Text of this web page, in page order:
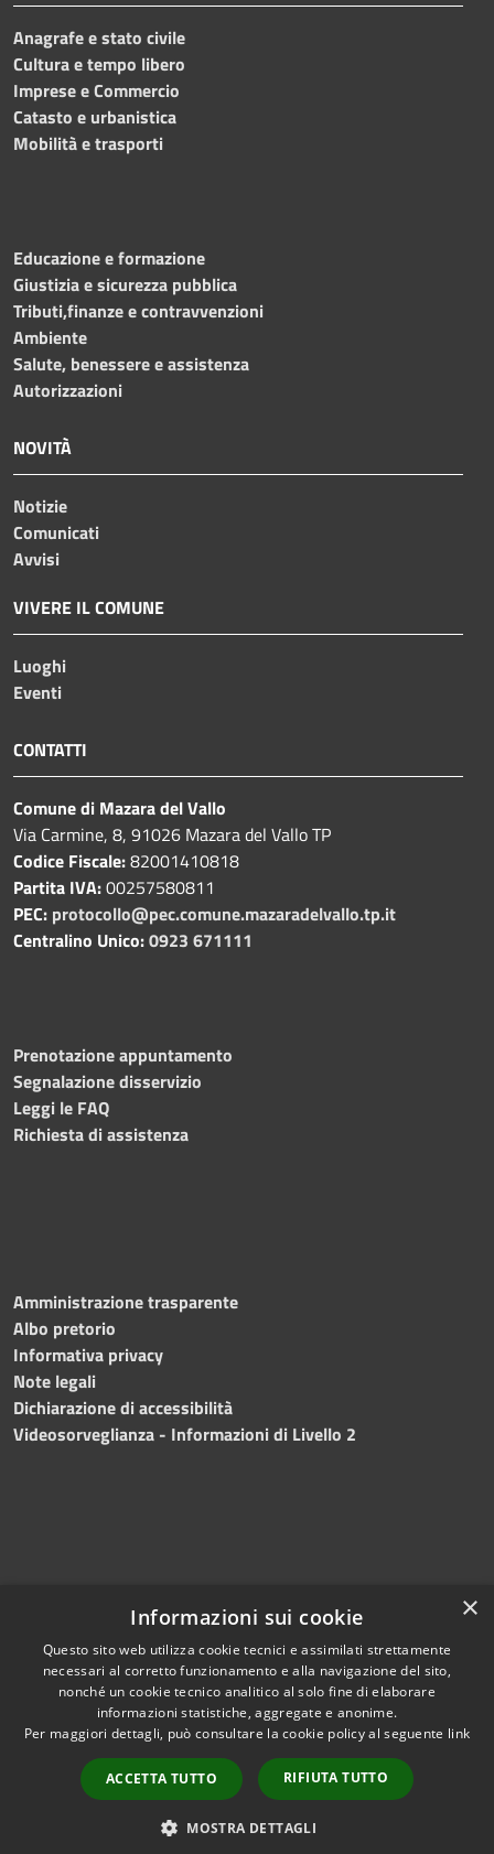
Anagrafe e stato civile
Cultura e tempo libero
Imprese e Commercio
Catasto e urbanistica
Mobilità e trasporti
Educazione e formazione
Giustizia e sicurezza pubblica
Tributi,finanze e contravvenzioni
Ambiente
Salute, benessere e assistenza
Autorizzazioni
NOVITÀ
Notizie
Comunicati
Avvisi
VIVERE IL COMUNE
Luoghi
Eventi
CONTATTI
Comune di Mazara del Vallo
Via Carmine, 8, 91026 Mazara del Vallo TP
Codice Fiscale:82001410818
Partita IVA:00257580811
PEC: protocollo@pec.comune.mazaradelvallo.tp.it
Centralino Unico:0923 671111
Prenotazione appuntamento
Segnalazione disservizio
Leggi le FAQ
Richiesta di assistenza
Amministrazione trasparente
Albo pretorio
Informativa privacy
Note legali
Dichiarazione di accessibilità
Videosorveglianza - Informazioni di Livello 2
Accessibilità
Privacy
Mappa del sito
Fatturazione Elettronica
Copyright © 2024 •
Comune di Mazara del
Vallo• Powered
byMunicipium• Redazione
×
Informazioni sui cookie
Questo sito web utilizza cookie tecnici e assimilati strettamente
necessari al corretto funzionamento e alla navigazione del sito,
nonché un cookie tecnico analitico al solo fine di elaborare
informazioni statistiche, aggregate e anonime.
Per maggiori dettagli, può consultare la cookie policy al seguente link
ACCETTA TUTTO RIFIUTA TUTTO
MOSTRA DETTAGLI